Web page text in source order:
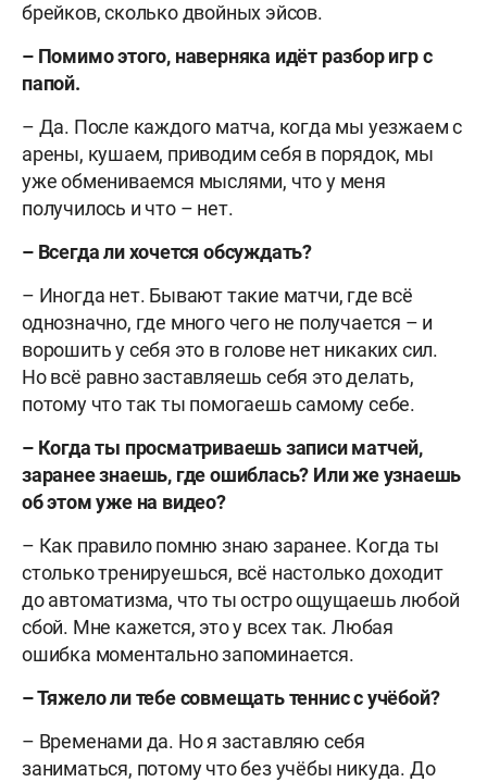
брейков, сколько двойных эйсов.
– Помимо этого, наверняка идёт разбор игр с
папой.
– Да. После каждого матча, когда мы уезжаем с
арены, кушаем, приводим себя в порядок, мы
уже обмениваемся мыслями, что у меня
получилось и что – нет.
– Всегда ли хочется обсуждать?
– Иногда нет. Бывают такие матчи, где всё
однозначно, где много чего не получается – и
ворошить у себя это в голове нет никаких сил.
Но всё равно заставляешь себя это делать,
потому что так ты помогаешь самому себе.
– Когда ты просматриваешь записи матчей,
заранее знаешь, где ошиблась? Или же узнаешь
об этом уже на видео?
– Как правило помню знаю заранее. Когда ты
столько тренируешься, всё настолько доходит
до автоматизма, что ты остро ощущаешь любой
сбой. Мне кажется, это у всех так. Любая
ошибка моментально запоминается.
– Тяжело ли тебе совмещать теннис с учёбой?
– Временами да. Но я заставляю себя
заниматься, потому что без учёбы никуда. До